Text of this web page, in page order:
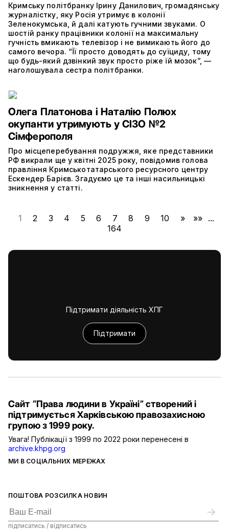
Кримську політбранку Ірину Данилович, громадянську
журналістку, яку Росія утримує в колонії
Зеленокумська, й далі катують гучними звуками. О
шостій ранку працівники колонії на максимальну
гучність вмикають телевізор і не вимикають його до
самого вечора. “Її просто доводять до суїциду, тому
що будь-який дзвінкий звук просто ріже їй мозок”, —
наголошувала сестра політбранки.
Олега Платонова і Наталію Полюх
окупанти утримують у СІЗО №2
Сімферополя
Про місцеперебування подружжя, яке представники
РФ викрали ще у квітні 2025 року, повідомив голова
правління Кримськотатарського ресурсного центру
Ескендер Барієв. Згадуємо це та інші насильницькі
зникнення у статті.
1 2 3 4 5 6 7 8 9 10 » »» ...
164
Підтримати діяльність ХПГ
Підтримати
ПОШТОВА РОЗСИЛКА НОВИН
підписатись / відписатись
МИ В СОЦІАЛЬНИХ МЕРЕЖАХ
Сайт “Права людини в Україні” створений і
підтримується Харківською правозахисною
групою з 1999 року.
Увага! Публікації з 1999 по 2022 роки перенесені в
archive.khpg.org